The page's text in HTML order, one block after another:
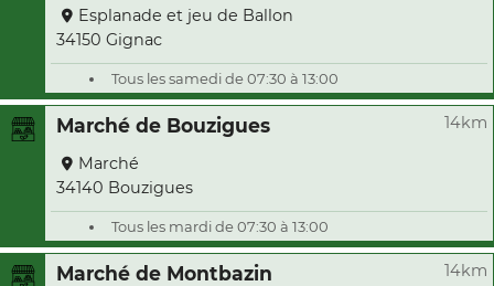
Esplanade et jeu de Ballon
34150 Gignac
Tous les samedi de 07:30 à 13:00
Marché de Bouzigues 14km
Marché
34140 Bouzigues
Tous les mardi de 07:30 à 13:00
Marché de Montbazin 14km